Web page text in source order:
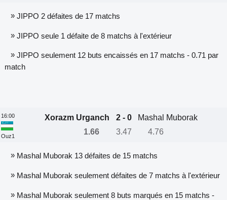
»JIPPO 2 défaites de 17 matchs
»JIPPO seule 1 défaite de 8 matchs à l'extérieur
»JIPPO seulement 12 buts encaissés en 17 matchs - 0.71 par
match
16:00
Ouz1
Xorazm Urganch 2 - 0
Mashal Muborak
1.66
3.47 4.76
»Mashal Muborak 13 défaites de 15 matchs
»Mashal Muborak seulement défaites de 7 matchs à l'extérieur
»Mashal Muborak seulement 8 buts marqués en 15 matchs -